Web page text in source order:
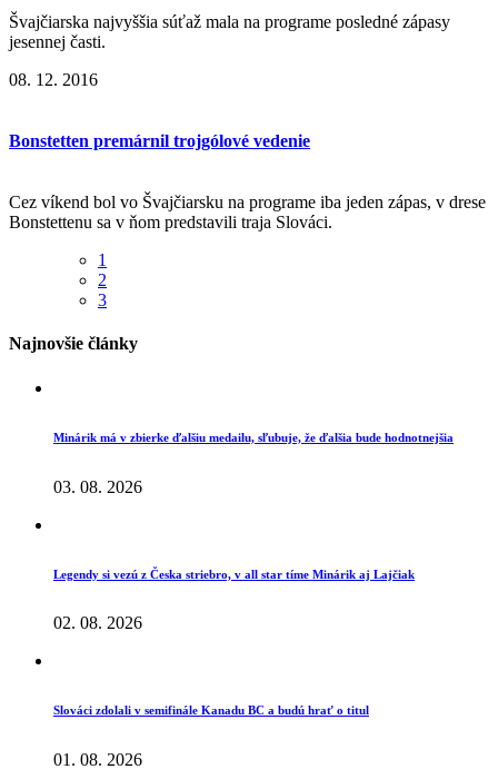
Švajčiarska najvyššia súťaž mala na programe posledné zápasy
jesennej časti.
08. 12. 2016
Bonstetten premárnil trojgólové vedenie
Cez víkend bol vo Švajčiarsku na programe iba jeden zápas, v drese
Bonstettenu sa v ňom predstavili traja Slováci.
1
2
3
Najnovšie články
Minárik má v zbierke ďalšiu medailu, sľubuje, že ďalšia bude hodnotnejšia
03. 08. 2026
Legendy si vezú z Česka striebro, v all star tíme Minárik aj Lajčiak
02. 08. 2026
Slováci zdolali v semifinále Kanadu BC a budú hrať o titul
01. 08. 2026